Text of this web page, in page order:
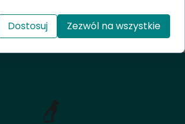
Dostosuj Zezwól na wszystkie